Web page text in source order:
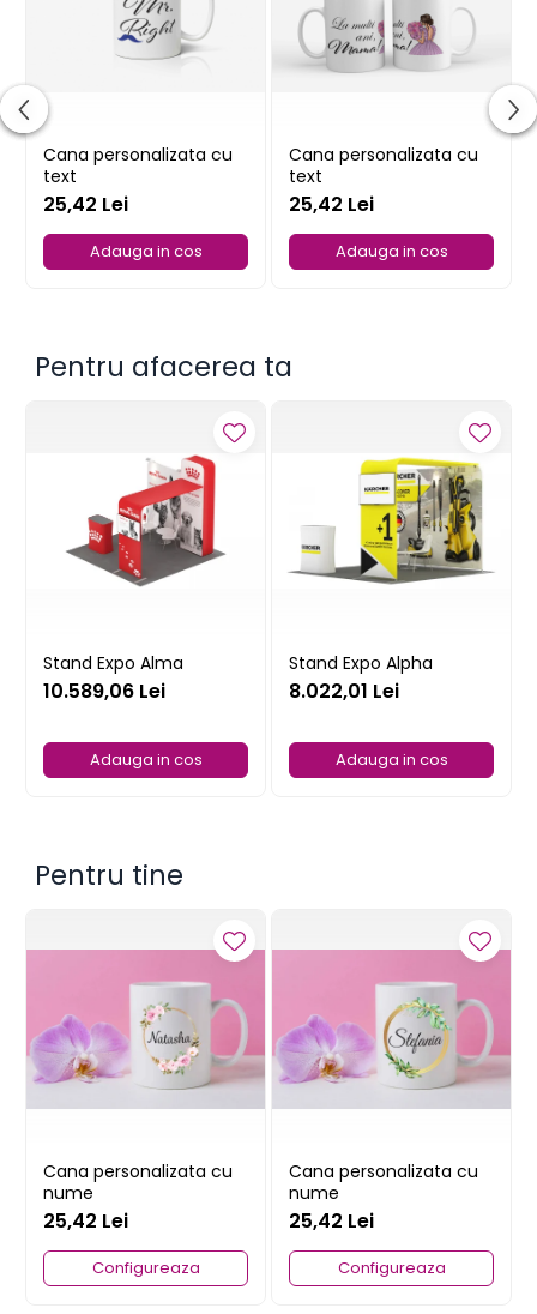
Cana personalizata cu
text
25,42 Lei
Adauga in cos
Cana personalizata cu
text
25,42 Lei
Adauga in cos
Pentru afacerea ta
Stand Expo Alma
10.589,06 Lei
Adauga in cos
Stand Expo Alpha
8.022,01 Lei
Adauga in cos
Pentru tine
Cana personalizata cu
nume
25,42 Lei
Configureaza
Cana personalizata cu
nume
25,42 Lei
Configureaza